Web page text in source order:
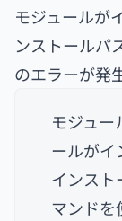
モジュールが
ンストールパ
のエラーが発
モジュー
ールがイ
インスト
マンドを